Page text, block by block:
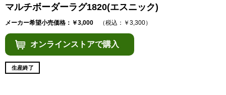
マルチボーダーラグ1820(エスニック)
メーカー希望小売価格：￥3,000 （税込：￥3,300）
オンラインストアで購入
生産終了